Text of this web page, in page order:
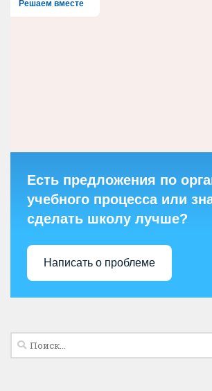
Решаем вместе
Есть предложения по
учебного процесса или
сделать школу лучше?
Написать о проблеме
Найти: